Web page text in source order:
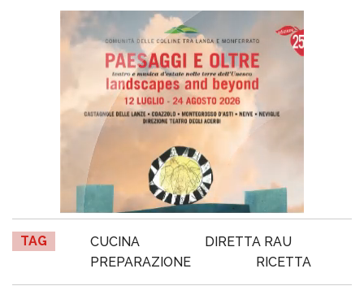
TAG CUCINA
DIRETTA RAU
PREPARAZIONE
RICETTA